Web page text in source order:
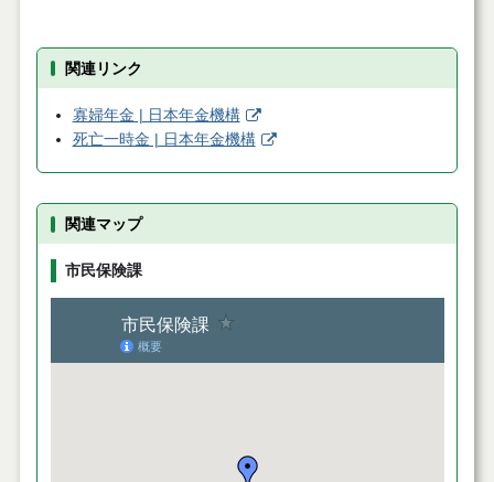
関連リンク
寡婦年金 | 日本年金機構
死亡一時金 | 日本年金機構
関連マップ
市民保険課